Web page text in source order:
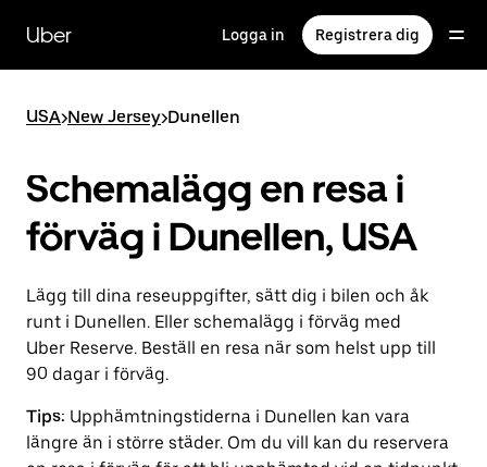
huvudinnehållet
Uber Logga in Registrera dig
USA>New Jersey>Dunellen
Schemalägg en resa i
förväg i Dunellen, USA
Lägg till dina reseuppgifter, sätt dig i bilen och åk
runt i Dunellen. Eller schemalägg i förväg med
Uber Reserve. Beställ en resa när som helst upp till
90 dagar i förväg.
Tips: Upphämtningstiderna i Dunellen kan vara
längre än i större städer. Om du vill kan du reservera